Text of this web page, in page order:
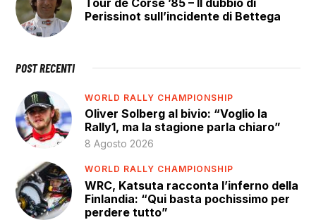
Perissinot sull’incidente di Bettega
POST RECENTI
WORLD RALLY CHAMPIONSHIP
Oliver Solberg al bivio: “Voglio la
Rally1, ma la stagione parla chiaro”
8 Agosto 2026
WORLD RALLY CHAMPIONSHIP
WRC, Katsuta racconta l’inferno della
Finlandia: “Qui basta pochissimo per
perdere tutto”